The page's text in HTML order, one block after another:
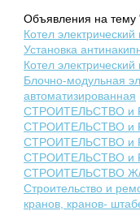
Объявления на тему
Котел
Установка
Котел
Блочно-модульная
автоматизированная
СТРОИТЕЛЬСТВО
СТРОИТЕЛЬСТВО
СТРОИТЕЛЬСТВО
СТРОИТЕЛЬСТВО
СТРОИТЕЛЬСТВО
Строительство и
кранов, кранов-